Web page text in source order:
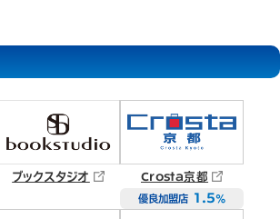
ブックスタジオ Crosta京都
優良加盟店 1.5％